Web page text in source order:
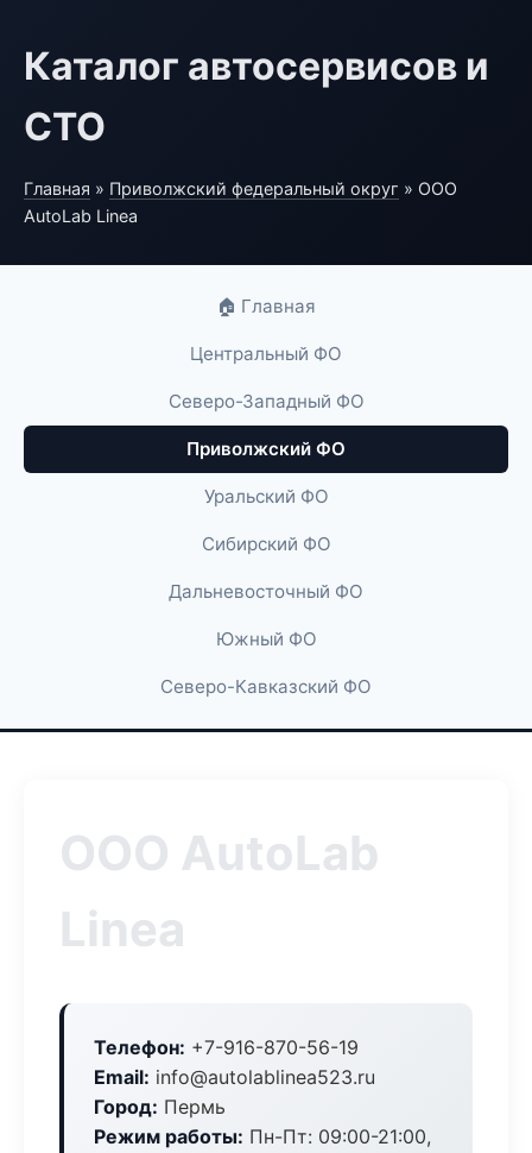
Каталог автосервисов и
СТО
Главная » Приволжский федеральный округ » ООО
AutoLab Linea
🏠 Главная
Центральный ФО
Северо-Западный ФО
Приволжский ФО
Уральский ФО
Сибирский ФО
Дальневосточный ФО
Южный ФО
Северо-Кавказский ФО
ООО AutoLab
Linea
Телефон: +7-916-870-56-19
Email: info@autolablinea523.ru
Город: Пермь
Режим работы: Пн-Пт: 09:00-21:00,